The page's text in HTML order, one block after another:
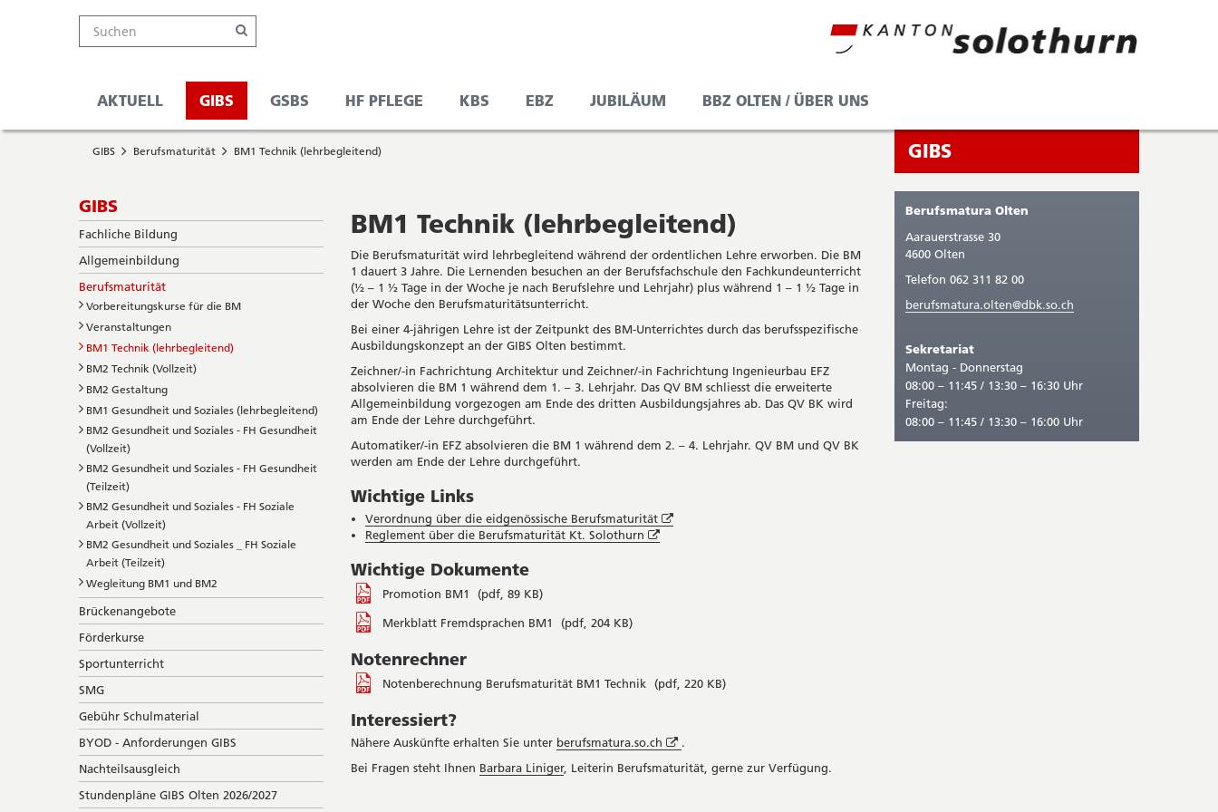
Kanton
Solothurn
Suche
Online-
Schalter
Navigation
Suche
Hauptnavigation
AKTUELL GIBS GSBS HF PFLEGE KBS EBZ JUBILÄUM BBZ OLTEN / ÜBER UNS
Service-
Navigation
Sie
befinden
GIBS Berufsmaturität BM1 Technik (lehrbegleitend)
Subnavigation
GIBS
Fachliche Bildung
Allgemeinbildung
Berufsmaturität
Vorbereitungskurse für die BM
Veranstaltungen
BM1 Technik (lehrbegleitend)
BM2 Technik (Vollzeit)
BM2 Gestaltung
BM1 Gesundheit und Soziales (lehrbegleitend)
BM2 Gesundheit und Soziales - FH Gesundheit
(Vollzeit)
BM2 Gesundheit und Soziales - FH Gesundheit
(Teilzeit)
BM2 Gesundheit und Soziales - FH Soziale
Arbeit (Vollzeit)
BM2 Gesundheit und Soziales _ FH Soziale
Arbeit (Teilzeit)
Wegleitung BM1 und BM2
Brückenangebote
Förderkurse
Sportunterricht
SMG
Gebühr Schulmaterial
BYOD - Anforderungen GIBS
Nachteilsausgleich
Stundenpläne GIBS Olten 2026/2027
BM1 Technik (lehrbegleitend)
Die Berufsmaturität wird lehrbegleitend während der ordentlichen Lehre erworben. Die BM
1 dauert 3 Jahre. Die Lernenden besuchen an der Berufsfachschule den Fachkundeunterricht
(½ – 1 ½ Tage in der Woche je nach Berufslehre und Lehrjahr) plus während 1 – 1 ½ Tage in
der Woche den Berufsmaturitätsunterricht.
Bei einer 4-jährigen Lehre ist der Zeitpunkt des BM-Unterrichtes durch das berufsspezifische
Ausbildungskonzept an der GIBS Olten bestimmt.
Zeichner/-in Fachrichtung Architektur und Zeichner/-in Fachrichtung Ingenieurbau EFZ
absolvieren die BM 1 während dem 1. – 3. Lehrjahr. Das QV BM schliesst die erweiterte
Allgemeinbildung vorgezogen am Ende des dritten Ausbildungsjahres ab. Das QV BK wird
am Ende der Lehre durchgeführt.
Automatiker/-in EFZ absolvieren die BM 1 während dem 2. – 4. Lehrjahr. QV BM und QV BK
werden am Ende der Lehre durchgeführt.
Wichtige Links
Verordnung über die eidgenössische Berufsmaturität
Öffnet
Reglement über die Berufsmaturität Kt. Solothurn
Öffnet
Wichtige Dokumente
Promotion BM1
(pdf, 89 KB)
Merkblatt Fremdsprachen BM1
(pdf, 204 KB)
Notenrechner
Notenberechnung Berufsmaturität BM1 Technik (pdf, 220 KB)
Interessiert?
Nähere Auskünfte erhalten Sie unter berufsmatura.so.ch
Öffnet
neuem
.
Bei Fragen steht Ihnen Barbara Liniger, Leiterin Berufsmaturität, gerne zur Verfügung.
Sie
befinden
sich
in:
GIBS
Seitenleiste
Berufsmatura Olten
Aarauerstrasse 30
4600 Olten
Telefon 062 311 82 00
berufsmatura.olten@dbk.so.ch
Sekretariat
Montag - Donnerstag
08:00 – 11:45 / 13:30 – 16:30 Uhr
Freitag:
08:00 – 11:45 / 13:30 – 16:00 Uhr